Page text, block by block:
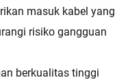
masuk kabel yang
risiko gangguan
berkualitas tinggi